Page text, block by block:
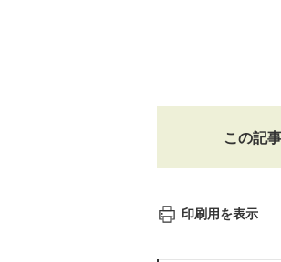
この記
印刷用を表示